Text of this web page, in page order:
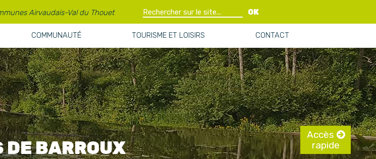
Airvaudais-Val du Thouet OK
COMMUNAUTÉ TOURISME ET LOISIRS CONTACT
DE BARROUX
Accès
rapide